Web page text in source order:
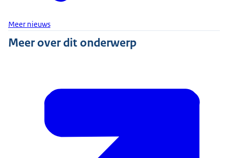
Meer nieuws
Meer over dit onderwerp